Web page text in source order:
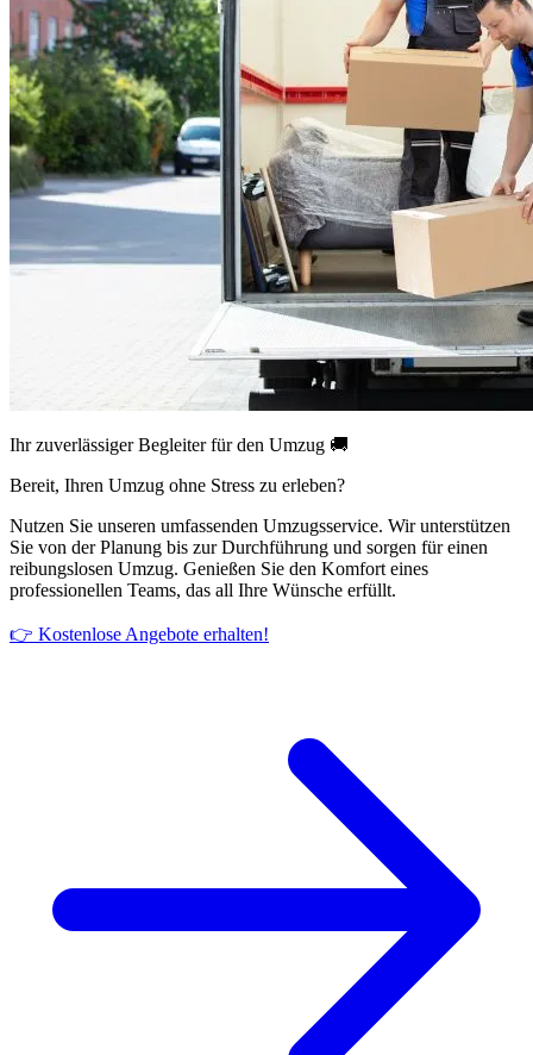
Ihr zuverlässiger Begleiter für den Umzug 🚚
Bereit, Ihren Umzug ohne Stress zu erleben?
Nutzen Sie unseren umfassenden Umzugsservice. Wir unterstützen
Sie von der Planung bis zur Durchführung und sorgen für einen
reibungslosen Umzug. Genießen Sie den Komfort eines
professionellen Teams, das all Ihre Wünsche erfüllt.
👉 Kostenlose Angebote erhalten!